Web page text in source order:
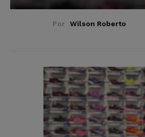
Por Wilson Roberto